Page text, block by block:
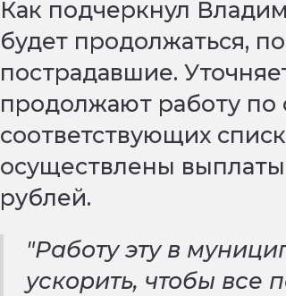
Как подчеркнул
будет продолжаться,
пострадавшие.
продолжают работу по
соответствующих
осуществлены
рублей.
"Работу эту в
ускорить, чтобы все